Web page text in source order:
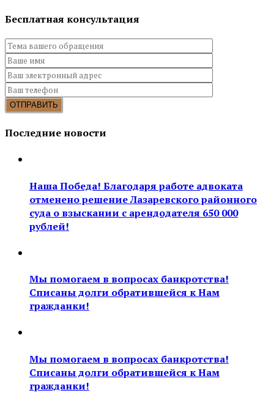
Бесплатная консультация
Последние новости
Наша Победа! Благодаря работе адвоката
отменено решение Лазаревского районного
суда о взыскании с арендодателя 650 000
рублей!
Мы помогаем в вопросах банкротства!
Списаны долги обратившейся к Нам
гражданки!
Мы помогаем в вопросах банкротства!
Списаны долги обратившейся к Нам
гражданки!